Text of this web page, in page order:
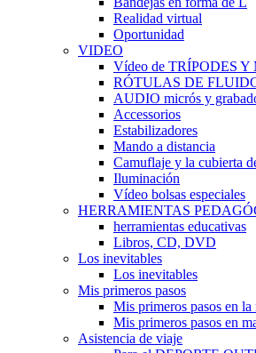
Realidad virtual
Oportunidad
VIDEO
Vídeo de TRÍPODES Y
RÓTULAS DE
AUDIO micrós y
Accessorios
Estabilizadores
Mando a distancia
Camuflaje y la cubierta
Iluminación
Vídeo bolsas especiales
HERRAMIENTAS
herramientas educativas
Libros, CD, DVD
Los inevitables
Los inevitables
Mis primeros pasos
Mis primeros pasos en la
Mis primeros pasos en
Asistencia de viaje